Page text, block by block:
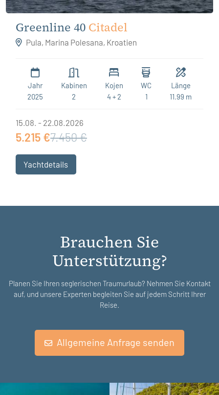
Greenline 40 Citadel
Pula, Marina Polesana, Kroatien
Jahr
2025
Kabinen
2
Kojen
4 + 2
WC
1
Länge
11.99 m
15.08. - 22.08.2026
5.215 €7.450 €
Yachtdetails
Brauchen Sie
Unterstützung?
Planen Sie Ihren seglerischen Traumurlaub? Nehmen Sie Kontakt
auf, und unsere Experten begleiten Sie auf jedem Schritt Ihrer
Reise.
Allgemeine Anfrage senden